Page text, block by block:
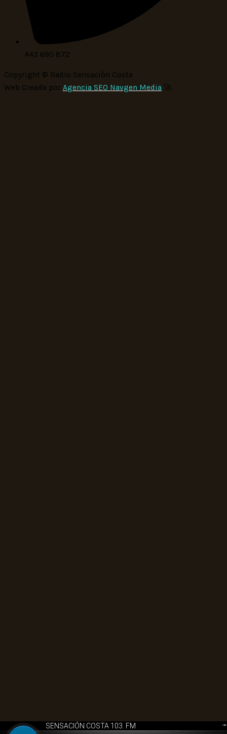
443 690 872
Copyright © Radio Sensación Costa
Web Creada por Agencia SEO Navgen Media 🚀